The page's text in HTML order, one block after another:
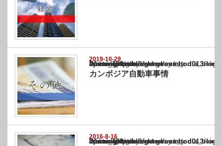
2019-10-29
Warning
: Undefined array key "show_category" in
/home/netst/kuno-cpa.co.jp/public_html/cambodia_blog/wp-content/themes/
on line183
カンボジア自動車事情
2016-8-16
Warning
: Undefined array key "show_category" in
/home/netst/kuno-cpa.co.jp/public_html/cambodia_blog/wp-content/themes/
on line183